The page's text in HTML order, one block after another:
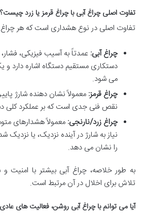
تفاوت اصلی چراغ آبی با چراغ قرمز یا زرد چیست؟
تفاوت اصلی در نوع هشداری است که هر
چراغ آبی: عمدتاً به آسیب فیزیکی،
دستکاری مستقیم دستگاه اشاره دارد
می شود.
چراغ قرمز: معمولاً نشان دهنده شارژ
نقص فنی جدی است که بر عملکرد کلی
چراغ زرد/نارنجی: معمولاً هشدارهای
نیاز به شارژ در آینده نزدیک، یا
را نشان می دهد.
به طور خلاصه، چراغ آبی بیشتر با امنیت
تلاش برای اخلال در آن مرتبط است.
آیا می توانم با چراغ آبی روشن، فعالیت های